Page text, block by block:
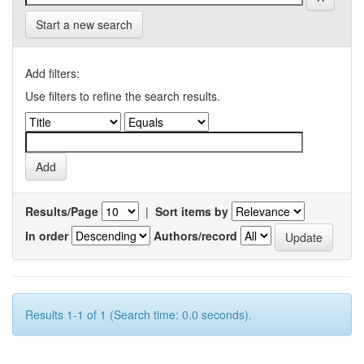
Start a new search
Add filters:
Use filters to refine the search results.
Results/Page | Sort items by
In order
Authors/record
Results 1-1 of 1 (Search time: 0.0 seconds).